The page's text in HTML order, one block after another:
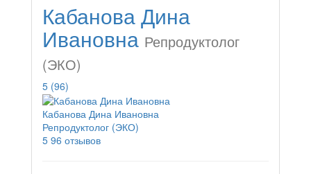
Кабанова Дина
Ивановна Репродуктолог
(ЭКО)
5 (96)
Кабанова Дина Ивановна
Репродуктолог (ЭКО)
5 96 отзывов